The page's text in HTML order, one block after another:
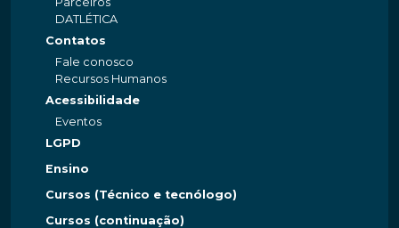
DATLÉTICA
Contatos
Fale conosco
Recursos Humanos
Acessibilidade
Eventos
LGPD
Ensino
Cursos (Técnico e tecnólogo)
Cursos (continuação)